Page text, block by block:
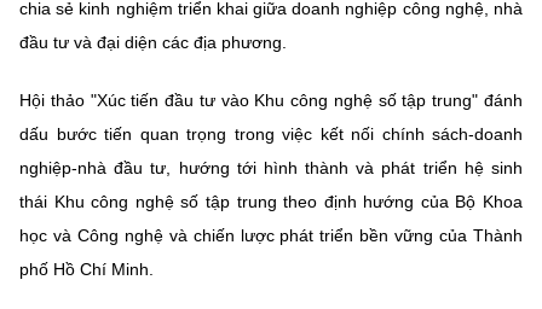
chia sẻ kinh nghiệm triển khai giữa doanh nghiệp công nghệ, nhà
đầu tư và đại diện các địa phương.
Hội thảo "Xúc tiến đầu tư vào Khu công nghệ số tập trung" đánh
dấu bước tiến quan trọng trong việc kết nối chính sách-doanh
nghiệp-nhà đầu tư, hướng tới hình thành và phát triển hệ sinh
thái Khu công nghệ số tập trung theo định hướng của Bộ Khoa
học và Công nghệ và chiến lược phát triển bền vững của Thành
phố Hồ Chí Minh.